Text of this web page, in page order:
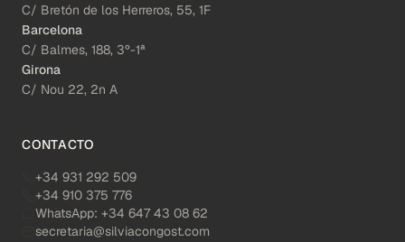
C/ Bretón de los Herreros, 55, 1F
Barcelona
C/ Balmes, 188, 3º-1ª
Girona
C/ Nou 22, 2n A
CONTACTO
+34 931 292 509
+34 910 375 776
WhatsApp: +34 647 43 08 62
secretaria@silviacongost.com